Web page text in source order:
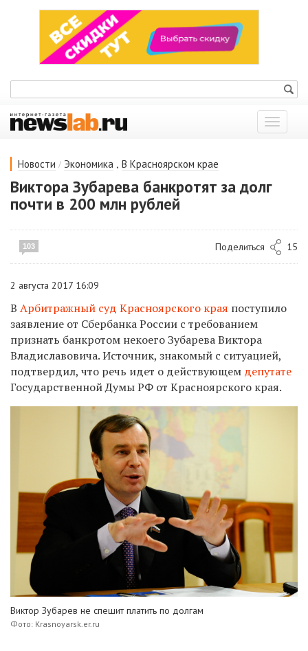
Показать
меню
Новости / Экономика , В Красноярском крае
Виктора Зубарева банкротят за долг
почти в 200 млн рублей
103 Поделиться 15
2 августа 2017 16:09
В Арбитражный суд Красноярского края поступило
заявление от Сбербанка России с требованием
признать банкротом некоего Зубарева Виктора
Владиславовича. Источник, знакомый с ситуацией,
подтвердил, что речь идет о действующем депутате
Государственной Думы РФ от Красноярского края.
Виктор Зубарев не спешит платить по долгам
Фото: Krasnoyarsk.er.ru